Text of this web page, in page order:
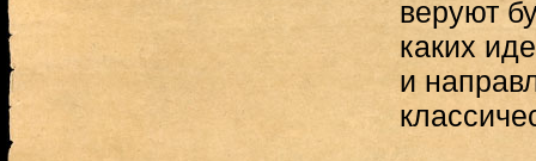
веруют
каких
и